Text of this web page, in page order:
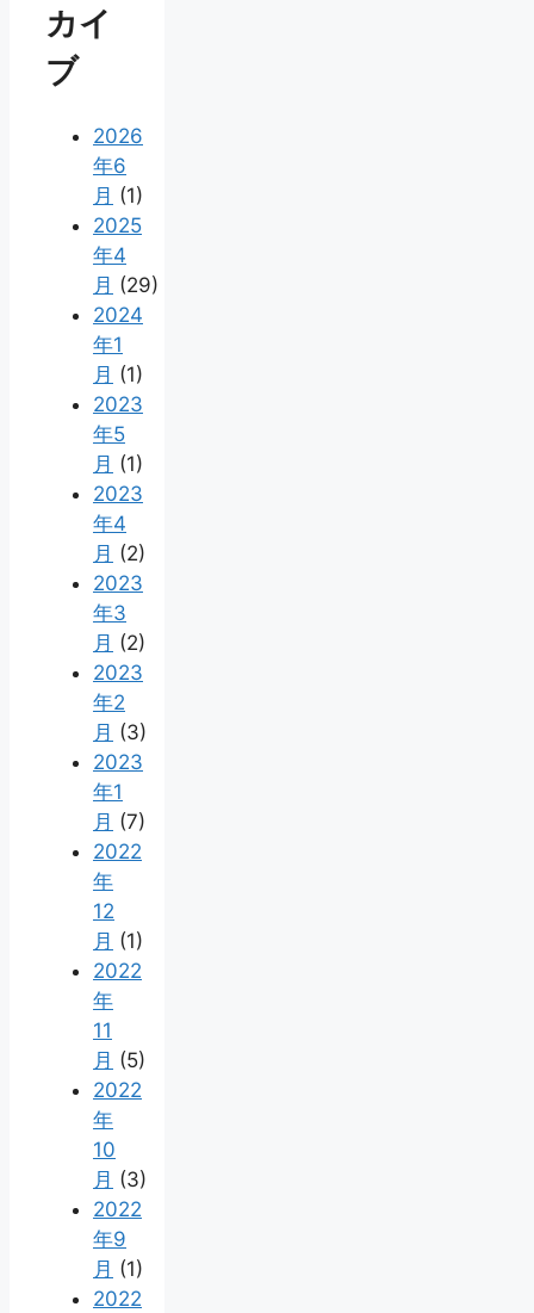
カイ
ブ
2026
年6
月 (1)
2025
年4
月 (29)
2024
年1
月 (1)
2023
年5
月 (1)
2023
年4
月 (2)
2023
年3
月 (2)
2023
年2
月 (3)
2023
年1
月 (7)
2022
年
12
月 (1)
2022
年
11
月 (5)
2022
年
10
月 (3)
2022
年9
月 (1)
2022